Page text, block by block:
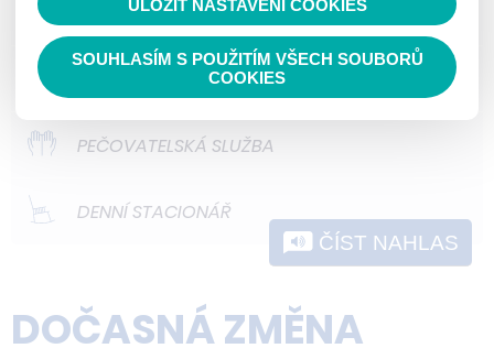
ODLEHČOVACÍ SLUŽBY
DOMOVY PRO OSOBY SE ZDRAVOTNÍM
POSTIŽENÍM
PEČOVATELSKÁ SLUŽBA
DENNÍ STACIONÁŘ
ČÍST NAHLAS
DOČASNÁ ZMĚNA
nedokážeme zjistit navštívené odkazy,
prohlížené zboží apod.
ULOŽIT NASTAVENÍ COOKIES
SOUHLASÍM S POUŽITÍM VŠECH SOUBORŮ
COOKIES